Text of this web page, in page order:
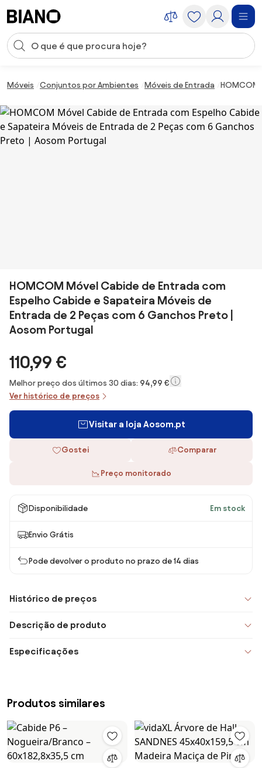
Entrada de pesquisa
Móveis Conjuntos por Ambientes Móveis de Entrada
HOMCOM Móvel Cabide de Entrada com
Espelho Cabide e Sapateira Móveis de
Entrada de 2 Peças com 6 Ganchos Preto |
Aosom Portugal
110,99 €
Melhor preço dos últimos 30 dias: 94,99 €
Ver histórico de preços
Visitar a loja Aosom.pt
Gostei Comparar
Preço monitorado
Disponibilidade Em stock
Envio Grátis
Pode devolver o produto no prazo de 14 dias
Histórico de preços
Descrição de produto
Especificações
Produtos similares